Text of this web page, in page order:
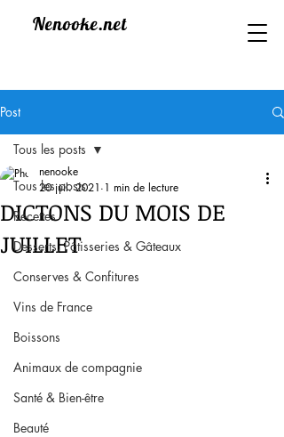
Nenooke.net
Post
Tous les posts
Recettes
Desserts, Pâtisseries & Gâteaux
Conserves & Confitures
Vins de France
Boissons
Animaux de compagnie
Santé & Bien-être
Beauté
Tous les posts
DICTONS DU MOIS DE
JUILLET
nenooke
20 juil. 2021 1 min de lecture